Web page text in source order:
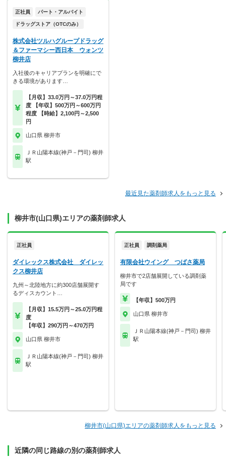
正社員 パート・アルバイト
ドラッグストア（OTCのみ）
株式会社ツルハグループドラッグ
＆ファーマシー西日本 ウォンツ
柳井店
入社後のキャリアプランを明確にで
きる環境があります…
【月収】33.0万円～37.0万円程
度 【年収】500万円～600万円
程度 【時給】2,100円～2,500
円
山口県 柳井市
ＪＲ山陽本線(神戸－門司) 柳井
駅
最近見た薬剤師求人をもっと見る
柳井市(山口県)エリアの薬剤師求人
正社員
ダイレックス株式会社 ダイレッ
クス柳井店
九州～北陸地方に約300店舗展開す
るディスカウント…
【月収】15.5万円～25.0万円程
度
【年収】290万円～470万円
山口県 柳井市
ＪＲ山陽本線(神戸－門司) 柳井
駅
正社員 調剤薬局
有限会社ウイング つばさ薬局
柳井市で2店舗展開している調剤薬
局です
【年収】500万円
山口県 柳井市
ＪＲ山陽本線(神戸－門司) 柳井
駅
柳井市(山口県)エリアの薬剤師求人をもっと見る
近隣の同じ路線の別の薬剤師求人